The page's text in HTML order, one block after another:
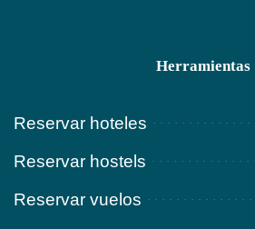
Herramientas
Reservar hoteles
Reservar hostels
Reservar vuelos